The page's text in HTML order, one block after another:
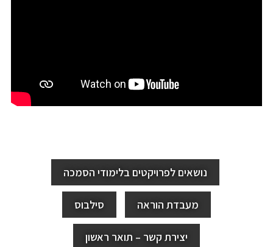
נושאים לפרויקטים בלימודי הסמכה
מעבדת הוראה סילבוס
יצירת קשר – תואר ראשון